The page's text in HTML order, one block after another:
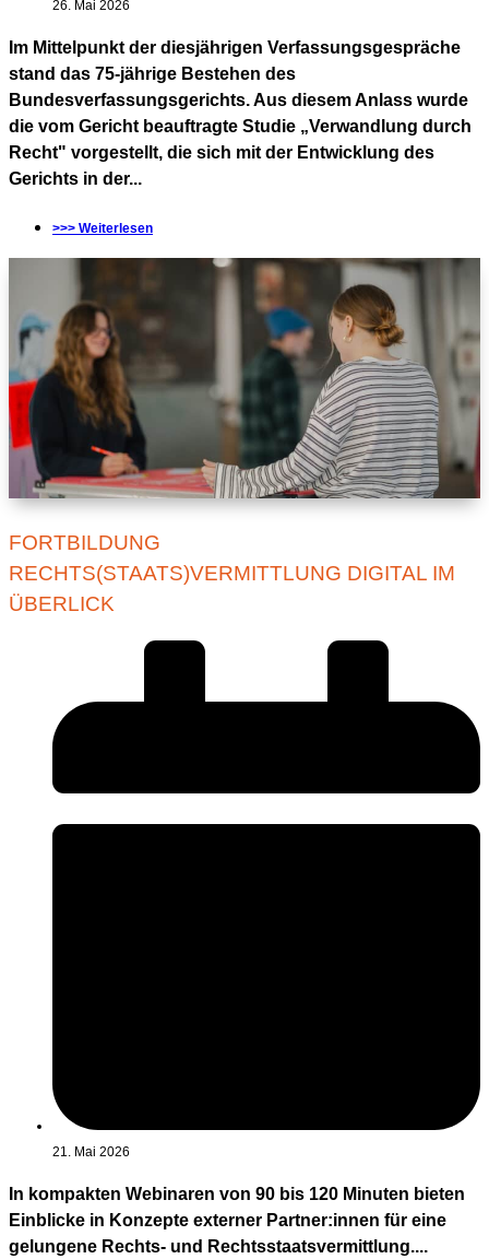
26. Mai 2026
Im Mittelpunkt der diesjährigen Verfassungsgespräche
stand das 75-jährige Bestehen des
Bundesverfassungsgerichts. Aus diesem Anlass wurde
die vom Gericht beauftragte Studie „Verwandlung durch
Recht" vorgestellt, die sich mit der Entwicklung des
Gerichts in der...
>>> Weiterlesen
FORTBILDUNG
RECHTS(STAATS)VERMITTLUNG DIGITAL IM
ÜBERLICK
21. Mai 2026
In kompakten Webinaren von 90 bis 120 Minuten bieten
Einblicke in Konzepte externer Partner:innen für eine
gelungene Rechts- und Rechtsstaatsvermittlung....